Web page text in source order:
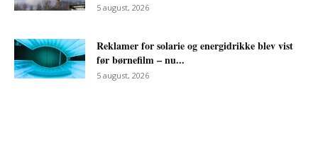
5 august, 2026
Reklamer for solarie og energidrikke blev vist
før børnefilm – nu...
5 august, 2026